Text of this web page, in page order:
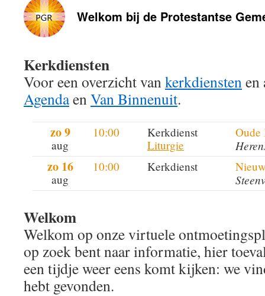
Welkom bij de Protestantse
Kerkdiensten
Voor een overzicht vankerkdienstenen
AgendaenVan Binnenuit.
zo 9
aug
10:00
Kerkdienst
Liturgie
Oude
zo 16
aug
10:00 Kerkdienst
Welkom
Welkom op onze virtuele
op zoek bent naar informatie, hier
een tijdje weer eens komt kijken: we
hebt gevonden.